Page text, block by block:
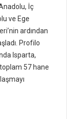
İç
ve Ege
ardından
Profilo
Isparta,
57 hane